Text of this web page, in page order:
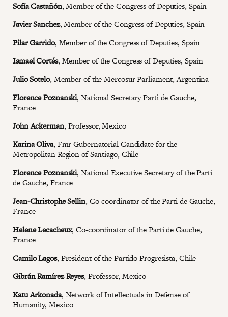
Sofía Castañón, Member of the Congress of Deputies, Spain
Javier Sanchez, Member of the Congress of Deputies, Spain
Pilar Garrido, Member of the Congress of Deputies, Spain
Ismael Cortés, Member of the Congress of Deputies, Spain
Julio Sotelo, Member of the Mercosur Parliament, Argentina
Florence Poznanski, National Secretary Parti de Gauche,
France
John Ackerman, Professor, Mexico
Karina Oliva, Fmr Gubernatorial Candidate for the
Metropolitan Region of Santiago, Chile
Florence Poznanski, National Executive Secretary of the Parti
de Gauche, France
Jean-Christophe Sellin, Co-coordinator of the Parti de Gauche,
France
Helene Lecacheux, Co-coordinator of the Parti de Gauche,
France
Camilo Lagos, President of the Partido Progresista, Chile
Gibrán Ramírez Reyes, Professor, Mexico
Katu Arkonada, Network of Intellectuals in Defense of
Humanity, Mexico